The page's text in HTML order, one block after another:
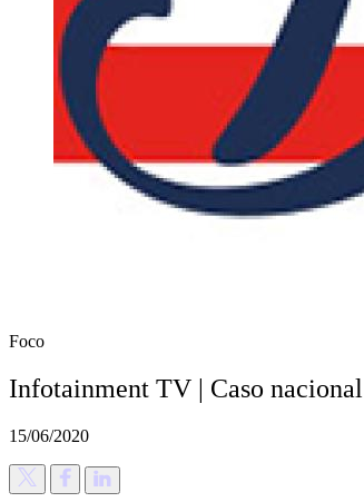
Foco
Infotainment TV | Caso nacional
15/06/2020